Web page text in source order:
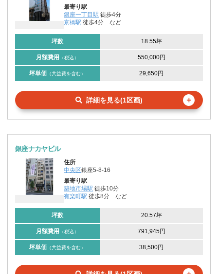
最寄り駅
銀座一丁目駅 徒歩4分
京橋駅 徒歩4分 など
坪数 18.55坪
月額費用 （税込） 550,000円
坪単価 （共益費を含む） 29,650円
詳細を見る(1区画) ＋
銀座ナカヤビル
住所
中央区銀座5-8-16
最寄り駅
築地市場駅 徒歩10分
有楽町駅 徒歩8分 など
坪数 20.57坪
月額費用 （税込） 791,945円
坪単価 （共益費を含む） 38,500円